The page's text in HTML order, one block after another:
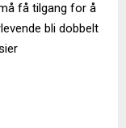
få tilgang for å
bli dobbelt